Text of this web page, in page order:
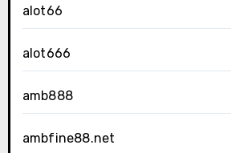
alot66
alot666
amb888
ambfine88.net